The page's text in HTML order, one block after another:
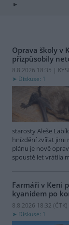
Oprava školy v
přizpůsobily
8.8.2026 18:35 |
Diskuse: 1
starosty Aleše
hnízdění zvířat jimi
plánu je nově
spoustě let vrátila
Farmáři v Keni
kyanidem po
8.8.2026 18:32 (ČTK)
Diskuse: 1